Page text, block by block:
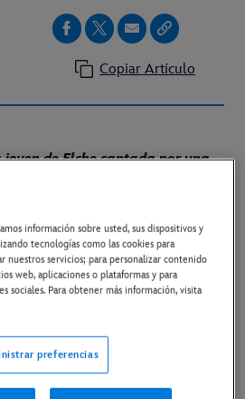
Copiar Artículo
de Elche captada por una
en esta serie de 3 episodios
una secta" llega en exclusiva el
junio a Disney+
primeras imágenes
material disponible
información sobre usted, sus dispositivos y
tecnologías como las cookies para
nuestros servicios; para personalizar contenido
web, aplicaciones o plataformas y para
sociales. Para obtener más información, visita
preferencias